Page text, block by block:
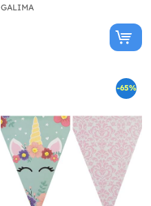
GALIMA
-65%